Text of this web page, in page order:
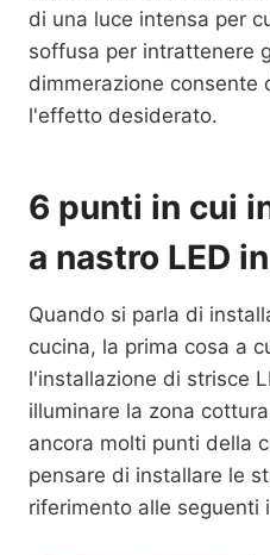
di una luce intensa per
soffusa per intrattenere
dimmerazione consente
l'effetto desiderato.
6 punti in cui
a nastro LED
Quando si parla di
cucina, la prima cosa a
l'installazione di strisce
illuminare la zona
ancora molti punti della
pensare di installare le
riferimento alle seguenti